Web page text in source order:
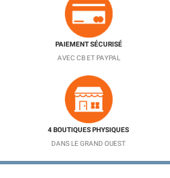
PAIEMENT SÉCURISÉ
AVEC CB ET PAYPAL
4 BOUTIQUES PHYSIQUES
DANS LE GRAND OUEST